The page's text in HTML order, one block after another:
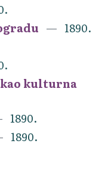
1890.
kulturna
1890.
1890.